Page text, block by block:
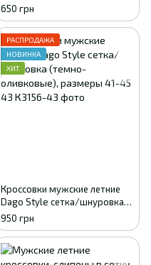
верхом 41
650 грн
РАСПРОДАЖА
НОВИНКА
ХИТ
Кроссовки мужские летние
Dago Style сетка/шнуровка
(темно-оливковые), размеры
41-45 43
950 грн